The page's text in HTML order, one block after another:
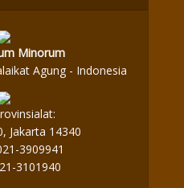
Minorum
Agung - Indonesia
Jakarta 14340
3909941
3101940